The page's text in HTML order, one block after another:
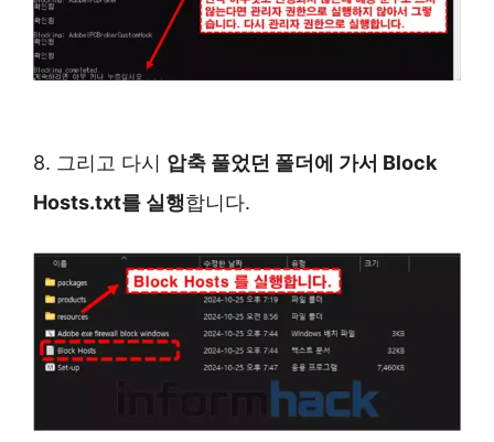
8. 그리고 다시 압축 풀었던 폴더에 가서 Block
Hosts.txt를 실행합니다.